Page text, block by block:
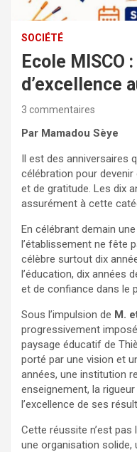
SOCIÉTÉ
Ecole MISCO
d’excellence
3 commentaires
Par Mamadou Sèye
Il est des anniversaires
célébration pour
et de gratitude. Les dix
assurément à cette
En célébrant demain
l’établissement ne fête
célèbre surtout dix
l’éducation, dix années
et de confiance dans le
Sous l’impulsion de M.
progressivement
paysage éducatif de
porté par une vision et
années, une institution
enseignement, la
l’excellence de ses
Cette réussite n’est
une organisation solide,